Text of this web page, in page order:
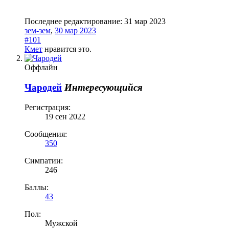
Последнее редактирование: 31 мар 2023
зем-зем, 30 мар 2023
#101
Кмет нравится это.
Оффлайн
Чародей Интересующийся
Регистрация:
19 сен 2022
Сообщения:
350
Симпатии:
246
Баллы:
43
Пол:
Мужской